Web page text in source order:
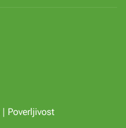
Poverljivost